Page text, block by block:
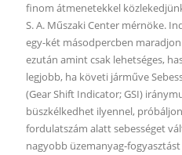
finom átmenetekkel
S. A. Műszaki Center mérnöke.
egy-két másodpercben
ezután amint csak lehetséges,
legjobb, ha követi járműve
(Gear Shift Indicator; GSI)
büszkélkedhet ilyennel,
fordulatszám alatt sebességet
nagyobb üzemanyag-